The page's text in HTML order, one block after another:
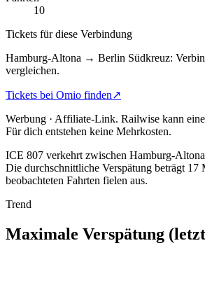
10
Tickets für diese Verbindung
Hamburg-Altona → Berlin Südkreuz:
vergleichen.
Tickets bei Omio finden↗
Werbung · Affiliate-Link. Railwise kann
Für dich entstehen keine Mehrkosten.
ICE 807 verkehrt zwischen Hamburg-
Die durchschnittliche Verspätung beträgt 17
beobachteten Fahrten fielen aus.
Trend
Maximale Verspätung